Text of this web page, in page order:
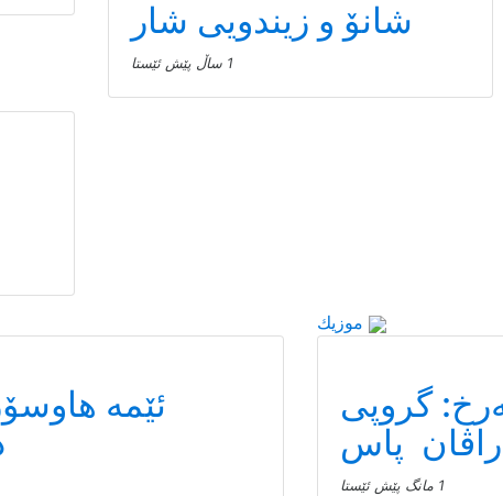
شانۆ و زیندویی شار
1 ساڵ پێش ئێستا
ئێمە
گروپی
1 مانگ پێش ئێستا